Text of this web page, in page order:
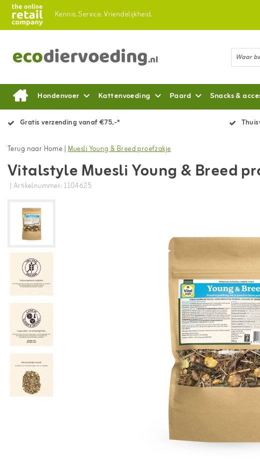
Kennis.Service.Vriendelijkheid.
Hondenvoer Kattenvoeding Paard Snacks &
Gratis verzending vanaf €75,-*
Terug naar Home |Muesli Young & Breed proefzakje
Vitalstyle Muesli Young & Breed
| Artikelnummer: 1104625